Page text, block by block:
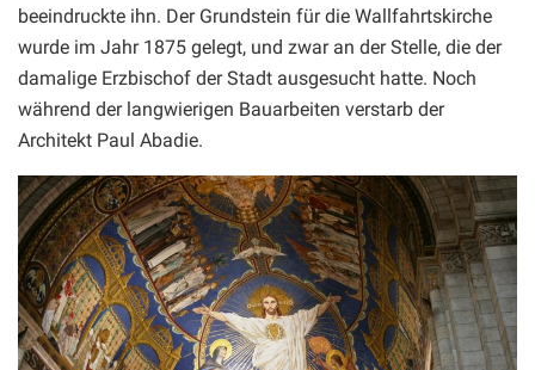
beeindruckte ihn. Der Grundstein für die Wallfahrtskirche
wurde im Jahr 1875 gelegt, und zwar an der Stelle, die der
damalige Erzbischof der Stadt ausgesucht hatte. Noch
während der langwierigen Bauarbeiten verstarb der
Architekt Paul Abadie.